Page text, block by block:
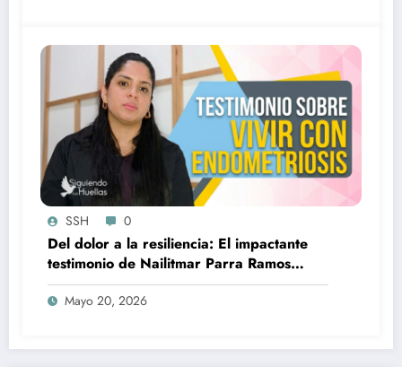
SSH 0
Del dolor a la resiliencia: El impactante
testimonio de Nailitmar Parra Ramos
frente a la Endometriosis
Mayo 20, 2026